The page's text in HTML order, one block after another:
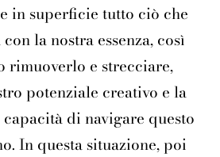
in superficie tutto ciò che
la nostra essenza, così
rimuoverlo e strecciare,
potenziale creativo e la
di navigare questo
In questa situazione, poi